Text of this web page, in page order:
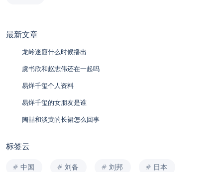
最新文章
龙岭迷窟什么时候播出
虞书欣和赵志伟还在一起吗
易烊千玺个人资料
易烊千玺的女朋友是谁
陶喆和淡黄的长裙怎么回事
标签云
中国 刘备 刘邦 日本